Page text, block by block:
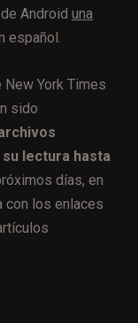
Android una
español.
New York Times
sido
lectura hasta
días, en
con los enlaces